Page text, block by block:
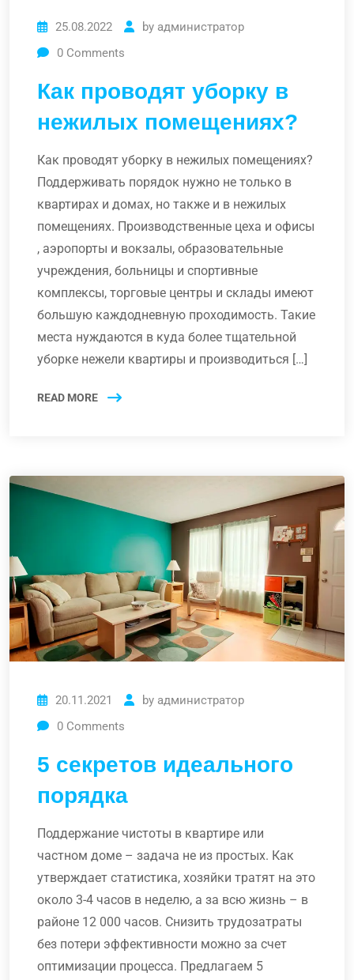
25.08.2022 by администратор
0 Comments
Как проводят уборку в
нежилых помещениях?
Как проводят уборку в нежилых помещениях?
Поддерживать порядок нужно не только в
квартирах и домах, но также и в нежилых
помещениях. Производственные цеха и офисы
, аэропорты и вокзалы, образовательные
учреждения, больницы и спортивные
комплексы, торговые центры и склады имеют
большую каждодневную проходимость. Такие
места нуждаются в куда более тщательной
уборке нежели квартиры и производиться […]
READ MORE
20.11.2021 by администратор
0 Comments
5 секретов идеального
порядка
Поддержание чистоты в квартире или
частном доме – задача не из простых. Как
утверждает статистика, хозяйки тратят на это
около 3-4 часов в неделю, а за всю жизнь – в
районе 12 000 часов. Снизить трудозатраты
без потери эффективности можно за счет
оптимизации процесса. Предлагаем 5